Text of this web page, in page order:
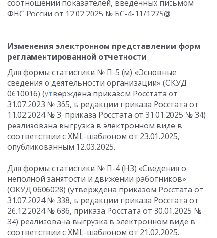
соотношении показателей, введенных письмом
ФНС России от 12.02.2025 № БС-4-11/1275@.
Изменения электронном представлении форм
регламентированной отчетности
Для формы статистики № П-5 (м) «Основные
сведения о деятельности организации» (ОКУД
0610016) (утверждена приказом Росстата от
31.07.2023 № 365, в редакции приказа Росстата от
11.02.2024 № 3, приказа Росстата от 31.01.2025 № 34)
реализована выгрузка в электронном виде в
соответствии с XML-шаблоном от 23.01.2025,
опубликованным 12.03.2025.
Для формы статистики № П-4 (НЗ) «Сведения о
неполной занятости и движении работников»
(ОКУД 0606028) (утверждена приказом Росстата от
31.07.2024 № 338, в редакции приказа Росстата от
26.12.2024 № 686, приказа Росстата от 30.01.2025 №
34) реализована выгрузка в электронном виде в
соответствии с XML-шаблоном от 21.02.2025.